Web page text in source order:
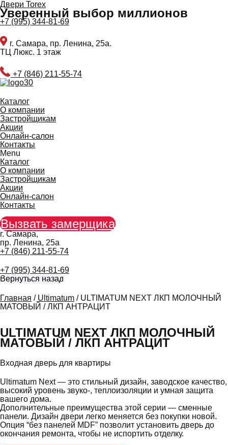
Перейти
к
содержимому
Двери Torex
Уверенный выбор миллионов
+7 (995) 344-81-69
г. Самара, пр. Ленина, 25а.
ТЦ Люкс. 1 этаж
+7 (846) 211-55-74
Каталог
О компании
Застройщикам
Акции
Онлайн-салон
Контакты
Menu
Каталог
О компании
Застройщикам
Акции
Онлайн-салон
Контакты
Вызвать замерщика
г. Самара,
пр. Ленина, 25а
+7 (846) 211-55-74
+7 (995) 344-81-69
Главная / Ultimatum / ULTIMATUM NEXT ЛКП МОЛОЧНЫЙ
МАТОВЫЙ / ЛКП АНТРАЦИТ
ULTIMATUM NEXT ЛКП МОЛОЧНЫЙ
МАТОВЫЙ / ЛКП АНТРАЦИТ
Входная дверь для квартиры
Ultimatum Next — это стильный дизайн, заводское качество,
высокий уровень звуко-, теплоизоляции и умная защита
вашего дома.
Дополнительные преимущества этой серии — сменные
панели. Дизайн двери легко меняется без покупки новой.
Опция “без панелей MDF” позволит установить дверь до
окончания ремонта, чтобы не испортить отделку.